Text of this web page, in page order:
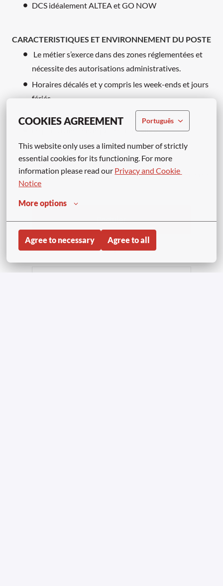
COOKIES AGREEMENT Português
This website only uses a limited number of strictly
essential cookies for its functioning. For more
information please read our Privacy and Cookie
Notice
More options
Agree to necessary Agree to all
DCS idéalement ALTEA et GO NOW
CARACTERISTIQUES ET ENVIRONNEMENT DU POSTE
Le métier s’exerce dans des zones réglementées et
nécessite des autorisations administratives.
Horaires décalés et y compris les week-ends et jours
fériés.
Travail partiellement en extérieur.
Le port d’une tenue professionnelle et
d’équipements de sécurité est obligatoire.
Le respect de "la Charte de l'Uniforme" est
obligatoire (uniforme, présentation, comportement).
Postuler
ou